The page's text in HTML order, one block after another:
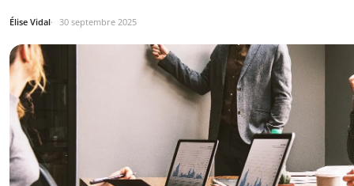
Élise Vidal 30 septembre 2025